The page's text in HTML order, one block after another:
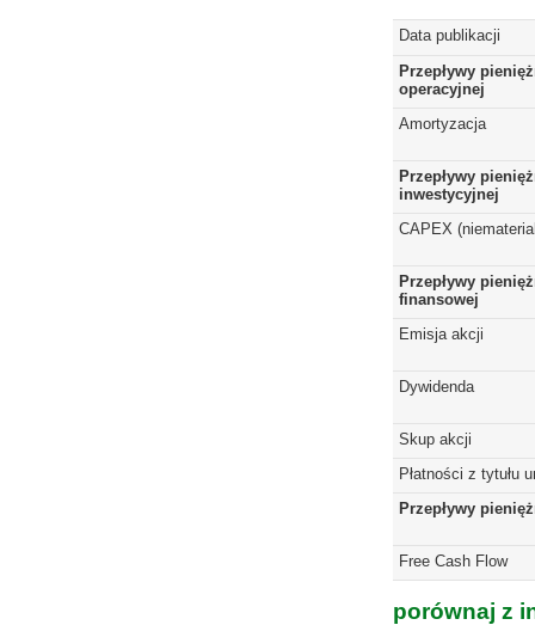
Data publikacji
Przepływy
operacyjnej
Amortyzacja
Przepływy
inwestycyjnej
CAPEX
Przepływy
finansowej
Emisja akcji
Dywidenda
Skup akcji
Płatności z tytułu
Przepływy
Free Cash Flow
porównaj z